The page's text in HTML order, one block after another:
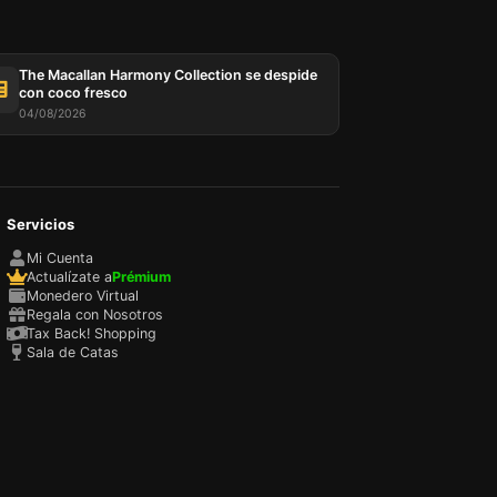
The Macallan Harmony Collection se despide
con coco fresco
04/08/2026
Servicios
Mi Cuenta
Actualízate aPrémium
Monedero Virtual
Regala con Nosotros
Tax Back! Shopping
Sala de Catas
y